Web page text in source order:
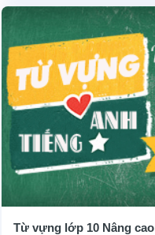
Từ vựng lớp 10 Nâng cao